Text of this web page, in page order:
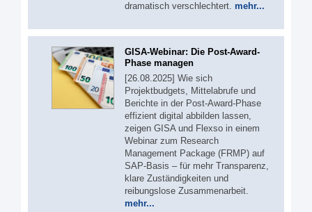
dramatisch verschlechtert. mehr...
GISA-Webinar: Die Post-Award-
Phase managen
[26.08.2025] Wie sich
Projektbudgets, Mittelabrufe und
Berichte in der Post-Award-Phase
effizient digital abbilden lassen,
zeigen GISA und Flexso in einem
Webinar zum Research
Management Package (FRMP) auf
SAP-Basis – für mehr Transparenz,
klare Zuständigkeiten und
reibungslose Zusammenarbeit.
mehr...